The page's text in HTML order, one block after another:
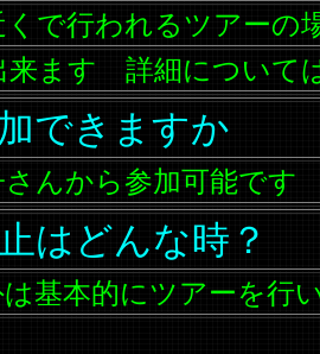
で行われるツアーの
来ます 詳細について
できますか
さんから参加可能で
はどんな時？
基本的にツアーを行